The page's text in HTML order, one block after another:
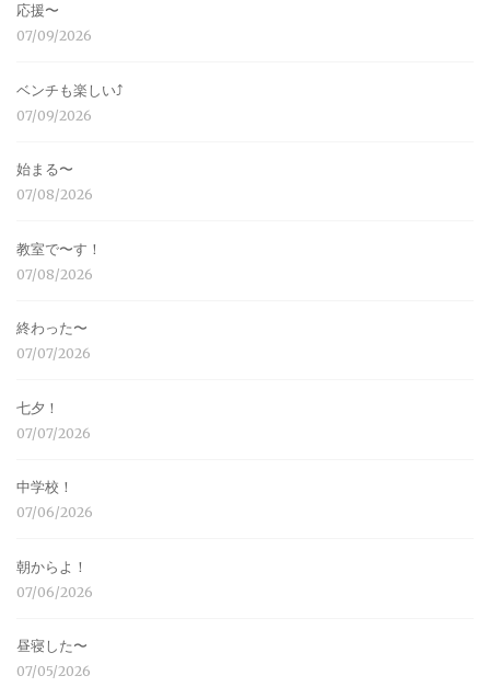
応援〜
07/09/2026
ベンチも楽しい⤴︎
07/09/2026
始まる〜
07/08/2026
教室で〜す！
07/08/2026
終わった〜
07/07/2026
七夕！
07/07/2026
中学校！
07/06/2026
朝からよ！
07/06/2026
昼寝した〜
07/05/2026